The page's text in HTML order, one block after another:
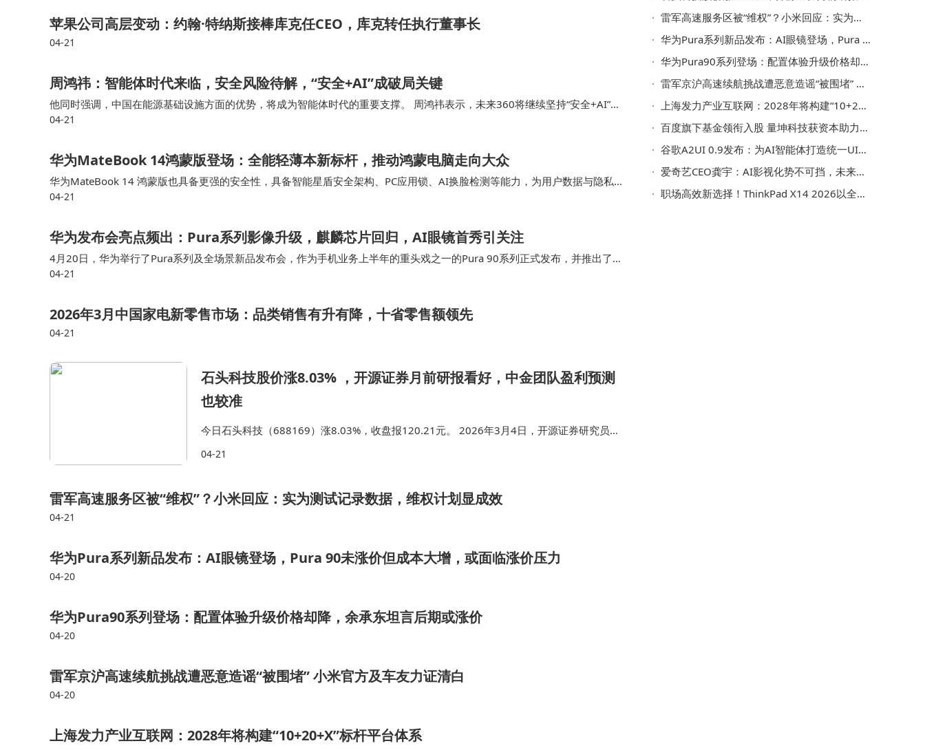
苹果公司高层变动：约翰·特纳斯接棒库克任CEO，库克转任执行董事长
04-21
周鸿祎：智能体时代来临，安全风险待解，“安全+AI”成破局关键
他同时强调，中国在能源基础设施方面的优势，将成为智能体时代的重要支撑。 周鸿祎表示，未来360将继续坚持“安全+AI”战
略，在主管部门指导下，积极参与“人工智能+”行动，推动技术创新与安全治理协同发展，助力互…
04-21
华为MateBook 14鸿蒙版登场：全能轻薄本新标杆，推动鸿蒙电脑走向大众
华为MateBook 14 鸿蒙版也具备更强的安全性，具备智能星盾安全架构、PC应用锁、AI换脸检测等能力，为用户数据与隐私提
供全周期守护，即便设备丢失也支持设备精准查找，关机状态下30天内仍可定位，降低丢失…
04-21
华为发布会亮点频出：Pura系列影像升级，麒麟芯片回归，AI眼镜首秀引关注
4月20日，华为举行了Pura系列及全场景新品发布会，作为手机业务上半年的重头戏之一的Pura 90系列正式发布，并推出了全
球首款阔折叠手机。此外，发布会还重点介绍了Pura 90系列的AI能力等，比如，…
04-21
2026年3月中国家电新零售市场：品类销售有升有降，十省零售额领先
04-21
石头科技股价涨8.03% ，开源证券月前研报看好，中金团队盈利预测
也较准
今日石头科技（688169）涨8.03%，收盘报120.21元。 2026年3月4日，开源证券研究员吕
明,蒋奕峰发布了对石头科技的研报《公司信息更新报告：2025Q4收入延续高增，期待盈利能
04-21
雷军高速服务区被“维权”？小米回应：实为测试记录数据，维权计划显成效
04-21
华为Pura系列新品发布：AI眼镜登场，Pura 90未涨价但成本大增，或面临涨价压力
04-20
华为Pura90系列登场：配置体验升级价格却降，余承东坦言后期或涨价
04-20
雷军京沪高速续航挑战遭恶意造谣“被围堵” 小米官方及车友力证清白
04-20
上海发力产业互联网：2028年将构建“10+20+X”标杆平台体系
雷军高速服务区被“维权”？小米回应：实为测试记录数据，维权计划显成效
华为Pura系列新品发布：AI眼镜登场，Pura 90未涨价但成本大增，或面临涨价压力
华为Pura90系列登场：配置体验升级价格却降，余承东坦言后期或涨价
雷军京沪高速续航挑战遭恶意造谣“被围堵” 小米官方及车友力证清白
上海发力产业互联网：2028年将构建“10+20+X”标杆平台体系
百度旗下基金领衔入股 量坤科技获资本助力拓展AI版图
谷歌A2UI 0.9发布：为AI智能体打造统一UI设计标准 助力交互体验升级
爱奇艺CEO龚宇：AI影视化势不可挡，未来真人实拍或成非遗引热议
职场高效新选择！ThinkPad X14 2026以全能实力解锁全场景办公新体验